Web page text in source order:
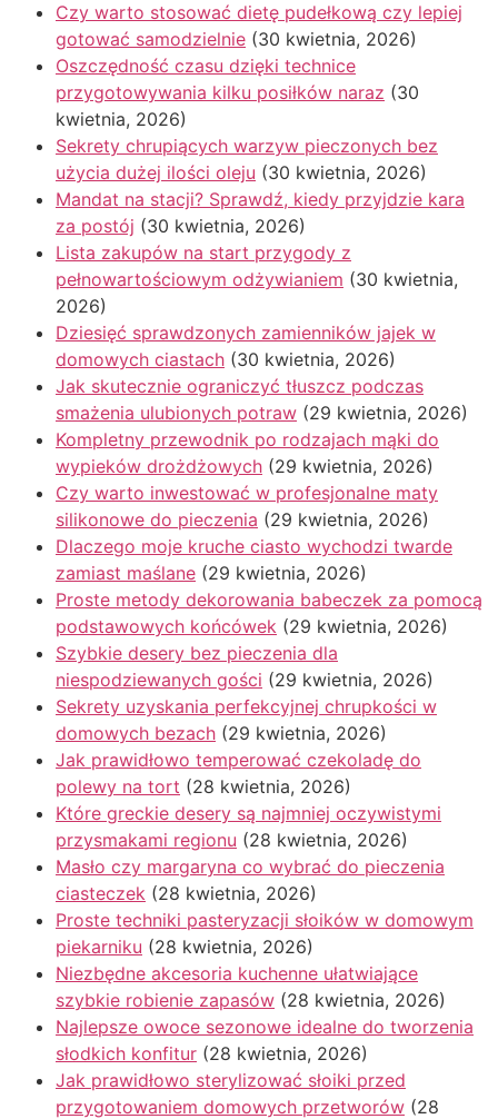
Czy warto stosować dietę pudełkową czy lepiej
gotować samodzielnie (30 kwietnia, 2026)
Oszczędność czasu dzięki technice
przygotowywania kilku posiłków naraz (30
kwietnia, 2026)
Sekrety chrupiących warzyw pieczonych bez
użycia dużej ilości oleju (30 kwietnia, 2026)
Mandat na stacji? Sprawdź, kiedy przyjdzie kara
za postój (30 kwietnia, 2026)
Lista zakupów na start przygody z
pełnowartościowym odżywianiem (30 kwietnia,
2026)
Dziesięć sprawdzonych zamienników jajek w
domowych ciastach (30 kwietnia, 2026)
Jak skutecznie ograniczyć tłuszcz podczas
smażenia ulubionych potraw (29 kwietnia, 2026)
Kompletny przewodnik po rodzajach mąki do
wypieków drożdżowych (29 kwietnia, 2026)
Czy warto inwestować w profesjonalne maty
silikonowe do pieczenia (29 kwietnia, 2026)
Dlaczego moje kruche ciasto wychodzi twarde
zamiast maślane (29 kwietnia, 2026)
Proste metody dekorowania babeczek za pomocą
podstawowych końcówek (29 kwietnia, 2026)
Szybkie desery bez pieczenia dla
niespodziewanych gości (29 kwietnia, 2026)
Sekrety uzyskania perfekcyjnej chrupkości w
domowych bezach (29 kwietnia, 2026)
Jak prawidłowo temperować czekoladę do
polewy na tort (28 kwietnia, 2026)
Które greckie desery są najmniej oczywistymi
przysmakami regionu (28 kwietnia, 2026)
Masło czy margaryna co wybrać do pieczenia
ciasteczek (28 kwietnia, 2026)
Proste techniki pasteryzacji słoików w domowym
piekarniku (28 kwietnia, 2026)
Niezbędne akcesoria kuchenne ułatwiające
szybkie robienie zapasów (28 kwietnia, 2026)
Najlepsze owoce sezonowe idealne do tworzenia
słodkich konfitur (28 kwietnia, 2026)
Jak prawidłowo sterylizować słoiki przed
przygotowaniem domowych przetworów (28